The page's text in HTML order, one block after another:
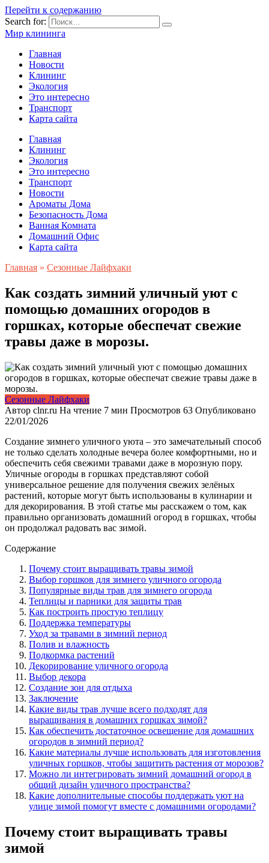
Перейти к содержанию
Search for:
Мир клининга
Главная
Новости
Клининг
Экология
Это интересно
Транспорт
Карта сайта
Главная
Клининг
Экология
Это интересно
Транспорт
Новости
Ароматы Дома
Безопасность Дома
Ванная Комната
Домашний Офис
Карта сайта
Главная » Сезонные Лайфхаки
Как создать зимний уличный уют с
помощью домашних огородов в
горшках, которые обеспечат свежие
травы даже в морозы.
Сезонные Лайфхаки
Автор clnr.ru На чтение 7 мин Просмотров 63 Опубликовано
22/01/2026
Создание зимнего уличного уюта – это замечательный способ
не только сделать холодные вечера более комфортными, но и
обеспечить себя свежими травами даже в морозную пору.
Уличные огороды в горшках представляют собой
универсальное решение для получения свежих зелёных
растений, которые могут быть использованы в кулинарии и
для декорирования. В этой статье мы расскажем о том, как
правильно организовать домашний огород в горшках, чтобы
он продолжал радовать вас зимой.
Содержание
Почему стоит выращивать травы зимой
Выбор горшков для зимнего уличного огорода
Популярные виды трав для зимнего огорода
Теплицы и парники для защиты трав
Как построить простую теплицу
Поддержка температуры
Уход за травами в зимний период
Полив и влажность
Подкормка растений
Декорирование уличного огорода
Выбор декора
Создание зон для отдыха
Заключение
Какие виды трав лучше всего подходят для
выращивания в домашних горшках зимой?
Как обеспечить достаточное освещение для домашних
огородов в зимний период?
Какие материалы лучше использовать для изготовления
уличных горшков, чтобы защитить растения от морозов?
Можно ли интегрировать зимний домашний огород в
общий дизайн уличного пространства?
Какие дополнительные способы поддержать уют на
улице зимой помогут вместе с домашними огородами?
Почему стоит выращивать травы
зимой